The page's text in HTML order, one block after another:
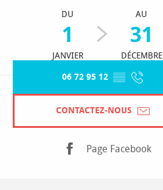
DU
1
JANVIER
AU
31
DÉCEMBRE
06 72 95 12 ▒▒
CONTACTEZ-NOUS
Page Facebook